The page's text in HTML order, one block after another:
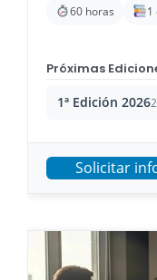
60 horas 1
Próximas
1ª Edición 2026
Solicitar